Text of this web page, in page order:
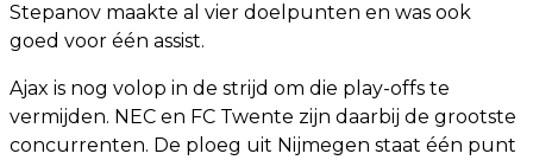
Stepanov maakte al vier doelpunten en was ook
goed voor één assist.
Ajax is nog volop in de strijd om die play-offs te
vermijden. NEC en FC Twente zijn daarbij de grootste
concurrenten. De ploeg uit Nijmegen staat één punt